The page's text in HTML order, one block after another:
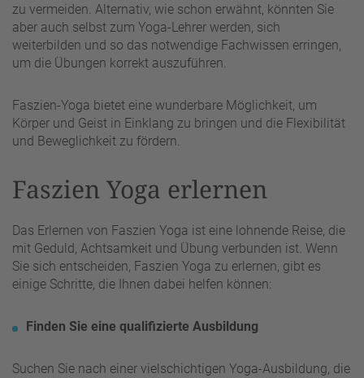
zu vermeiden. Alternativ, wie schon erwähnt, könnten Sie
aber auch selbst zum Yoga-Lehrer werden, sich
weiterbilden und so das notwendige Fachwissen erringen,
um die Übungen korrekt auszuführen.
Faszien-Yoga bietet eine wunderbare Möglichkeit, um
Körper und Geist in Einklang zu bringen und die Flexibilität
und Beweglichkeit zu fördern.
Faszien Yoga erlernen
Das Erlernen von Faszien Yoga ist eine lohnende Reise, die
mit Geduld, Achtsamkeit und Übung verbunden ist. Wenn
Sie sich entscheiden, Faszien Yoga zu erlernen, gibt es
einige Schritte, die Ihnen dabei helfen können:
Finden Sie eine qualifizierte Ausbildung
Suchen Sie nach einer vielschichtigen Yoga-Ausbildung, die